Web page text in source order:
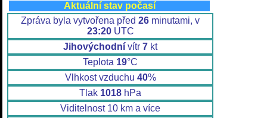
Aktuální stav počasí
Zpráva byla vytvořena před 26 minutami, v
23:20UTC
Jihovýchodní vítr 7 kt
Teplota 19°C
Vlhkost vzduchu 40%
Tlak 1018 hPa
Viditelnost 10 km a více